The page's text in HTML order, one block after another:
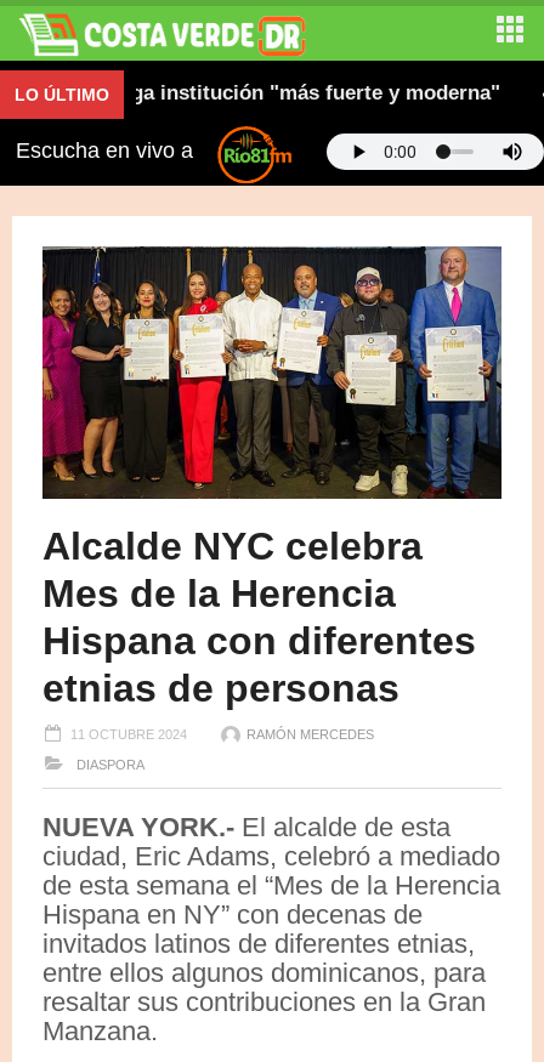
LO ÚLTIMO
entrega institución "más fuerte y moderna"
Escucha en vivo a
Alcalde NYC celebra
Mes de la Herencia
Hispana con diferentes
etnias de personas
11 OCTUBRE 2024 RAMÓN MERCEDES
DIASPORA
NUEVA YORK.- El alcalde de esta
ciudad, Eric Adams, celebró a mediado
de esta semana el “Mes de la Herencia
Hispana en NY” con decenas de
invitados latinos de diferentes etnias,
entre ellos algunos dominicanos, para
resaltar sus contribuciones en la Gran
Manzana.